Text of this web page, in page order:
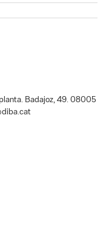
Badajoz, 49. 08005